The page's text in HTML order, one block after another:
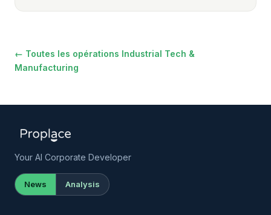
← Toutes les opérations Industrial Tech &
Manufacturing
Your AI Corporate Developer
News Analysis